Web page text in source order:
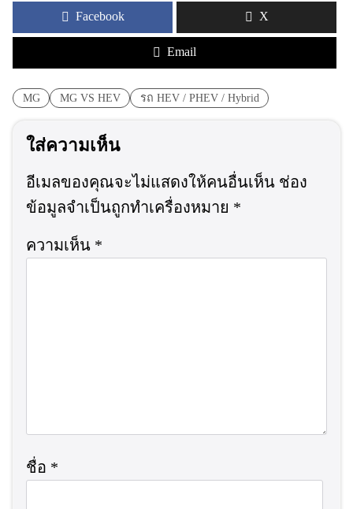
Facebook X
Email
MG MG VS HEV รถ HEV / PHEV / Hybrid
ใส่ความเห็น
อีเมลของคุณจะไม่แสดงให้คนอื่นเห็น ช่อง
ข้อมูลจำเป็นถูกทำเครื่องหมาย *
ความเห็น *
ชื่อ *